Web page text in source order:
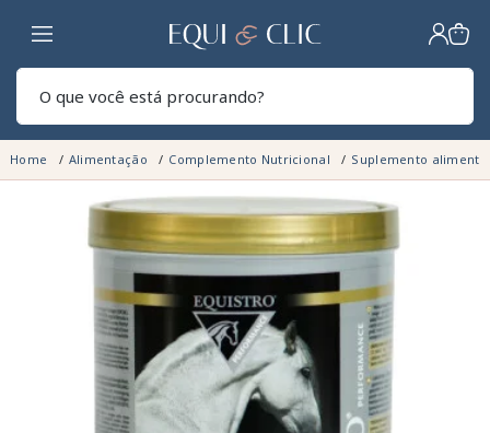
Lar
Home Alimentação Complemento Nutricional Suplemento